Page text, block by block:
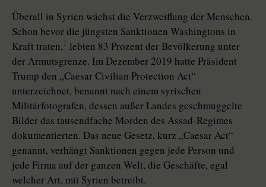
Überall in Syrien wächst die Verzweiflung der Menschen.
Schon bevor die jüngsten Sanktionen Washingtons in
Kraft traten, 1 lebten 83 Prozent der Bevölkerung unter
der Armutsgrenze. Im Dezember 2019 hatte Präsident
Trump den „Caesar Civilian Protection Act“
unterzeichnet, benannt nach einem syrischen
Militärfotografen, dessen außer Landes geschmuggelte
Bilder das tausendfache Morden des Assad-Regimes
dokumentierten. Das neue Gesetz, kurz „Caesar Act“
genannt, verhängt Sanktionen gegen jede Person und
jede Firma auf der ganzen Welt, die Geschäfte, egal
welcher Art, mit Syrien betreibt.